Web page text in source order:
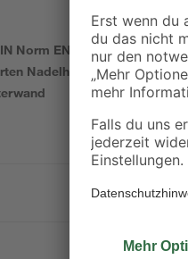
Norm EN 1176
Nadelholz